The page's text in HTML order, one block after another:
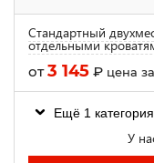
Стандартный
отдельными
от3 145 ₽ цена
Ещё 1
У